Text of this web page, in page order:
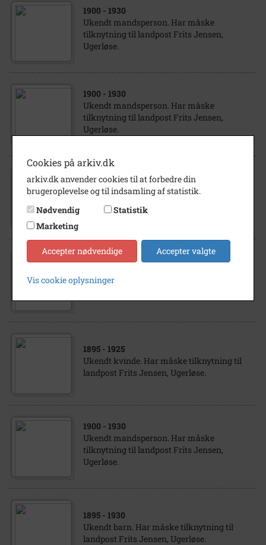
1900 - 1930
Ukendt mandsperson. Har måske
tilknytning til landpost Frits Jensen,
Ugerløse.
1900 - 1930
Ukendt mandsperson. Har måske
tilknytning til landpost Frits Jensen,
Ugerløse.
1895- 1925
Ukendt soldat. Har måske tilknytning til
landpost Frits Jensen, Ugerløse.
1900- 1935
tilknytning til landpost Frits Jensen,
1895 - 1925
Ukendt kvinde. Har måske tilknytning til
landpost Frits Jensen, Ugerløse.
1900 - 1930
Ukendt mandsperson. Har måske
tilknytning til landpost Frits Jensen,
Ugerløse.
1895 - 1930
Ukendt barn. Har måske tilknytning til
landpost Frits Jensen, Ugerløse.
Cookies på arkiv.dk
arkiv.dk anvender cookies til at forbedre din
brugeroplevelse og til indsamling af statistik.
Nødvendig
Statistik
Marketing
Accepter nødvendige Accepter valgte
Vis cookie oplysninger